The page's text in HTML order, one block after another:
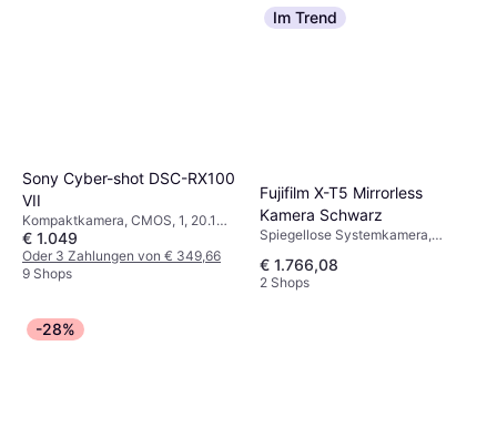
Sony Cyber-shot DSC-RX100
VII
Kompaktkamera, CMOS, 1, 20.1
MP, Gesichtserkennung,
Sequenzaufnahme, 302g
€ 1.049
Oder 3 Zahlungen von € 349,66
9 Shops
Im Trend
Fujifilm X-T5 Mirrorless
Kamera Schwarz
Spiegellose Systemkamera,
€ 1.766,08
2 Shops
-28%